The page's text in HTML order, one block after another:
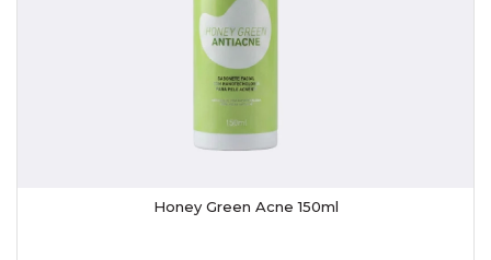
Honey Green Acne 150ml